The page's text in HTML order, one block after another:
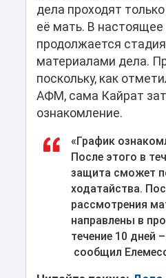
дела проходят
её мать. В
продолжается
материалами дела.
поскольку, как
АФМ, сама Кайрат
ознакомление.
«График
После этого в
защита сможет
ходатайства.
рассмотрения
направлены в
течение 10 дней
сообщил